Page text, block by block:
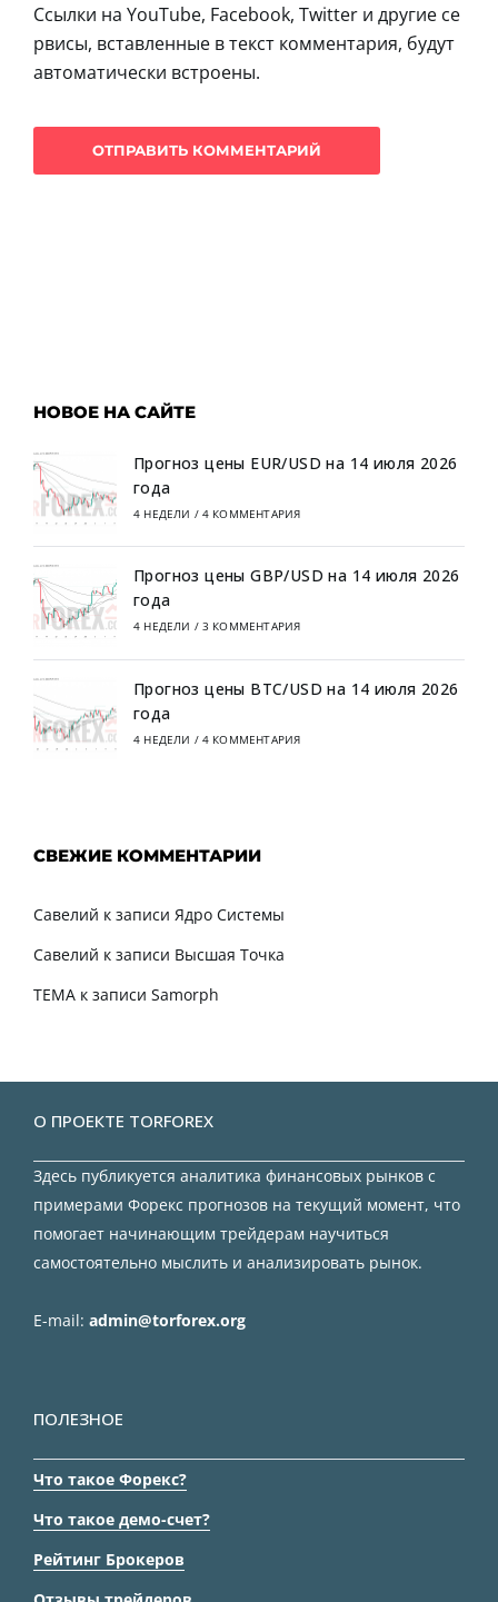
Ссылки на YouTube, Facebook, Twitter и другие се
рвисы, вставленные в текст комментария, будут
автоматически встроены.
НОВОЕ НА САЙТЕ
Прогноз цены EUR/USD на 14 июля 2026
года
4 НЕДЕЛИ / 4 КОММЕНТАРИЯ
Прогноз цены GBP/USD на 14 июля 2026
года
4 НЕДЕЛИ / 3 КОММЕНТАРИЯ
Прогноз цены BTC/USD на 14 июля 2026
года
4 НЕДЕЛИ / 4 КОММЕНТАРИЯ
СВЕЖИЕ КОММЕНТАРИИ
Савелий к записи Ядро Системы
Савелий к записи Высшая Точка
TEMA к записи Samorph
О ПРОЕКТЕ TORFOREX
Здесь публикуется аналитика финансовых рынков с
примерами Форекс прогнозов на текущий момент, что
помогает начинающим трейдерам научиться
самостоятельно мыслить и анализировать рынок.
E-mail: admin@torforex.org
ПОЛЕЗНОЕ
Что такое Форекс?
Что такое демо-счет?
Рейтинг Брокеров